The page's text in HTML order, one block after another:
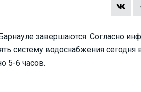
завершаются. Согласно
систему водоснабжения сегодня
5-6 часов.